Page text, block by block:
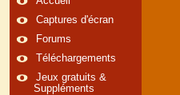
Captures d'écran
Forums
Téléchargements
Jeux gratuits &
Suppléments